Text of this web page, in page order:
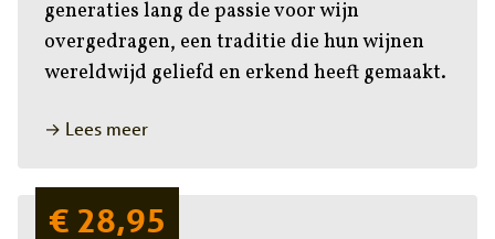
generaties lang de passie voor wijn
overgedragen, een traditie die hun wijnen
wereldwijd geliefd en erkend heeft gemaakt.
→ Lees meer
€ 28,95